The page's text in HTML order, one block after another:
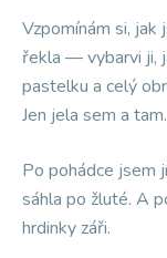
Vybíravost v jídle
Kouzelný štít
Bolest a lékař
Vzpomínám si, jak
řekla — vybarvi ji,
pastelku a celý
Jen jela sem a tam.
Po pohádce jsem
sáhla po žluté. A
hrdinky záři.